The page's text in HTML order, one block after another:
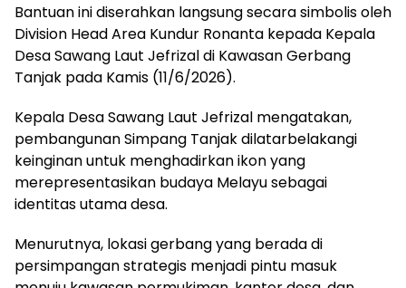
Bantuan ini diserahkan langsung secara simbolis oleh
Division Head Area Kundur Ronanta kepada Kepala
Desa Sawang Laut Jefrizal di Kawasan Gerbang
Tanjak pada Kamis (11/6/2026).
Kepala Desa Sawang Laut Jefrizal mengatakan,
pembangunan Simpang Tanjak dilatarbelakangi
keinginan untuk menghadirkan ikon yang
merepresentasikan budaya Melayu sebagai
identitas utama desa.
Menurutnya, lokasi gerbang yang berada di
persimpangan strategis menjadi pintu masuk